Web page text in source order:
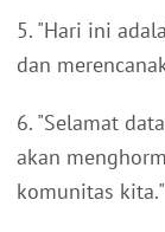
5. "Hari ini
dan
6. "Selamat
akan
komunitas kita."